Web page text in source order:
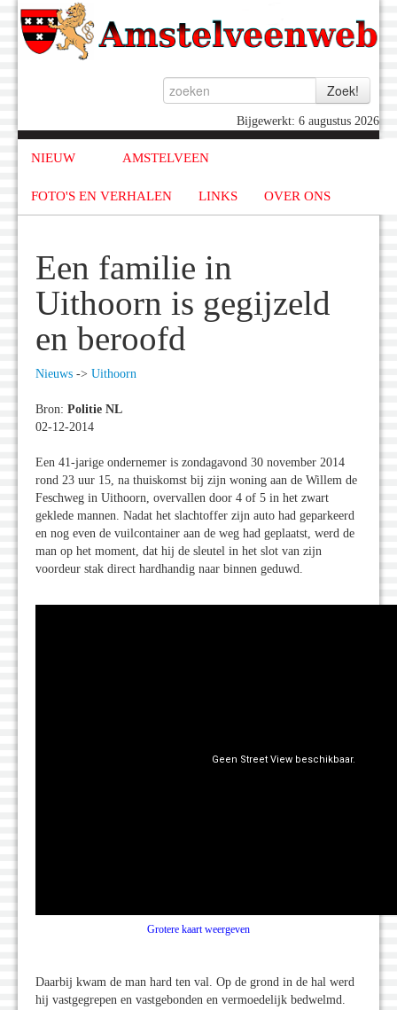
Bijgewerkt: 6 augustus 2026
NIEUW AMSTELVEEN
FOTO'S EN VERHALEN LINKS OVER ONS
Een familie in
Uithoorn is gegijzeld
en beroofd
Nieuws -> Uithoorn
Bron: Politie NL
02-12-2014
Een 41-jarige ondernemer is zondagavond 30 november 2014
rond 23 uur 15, na thuiskomst bij zijn woning aan de Willem de
Feschweg in Uithoorn, overvallen door 4 of 5 in het zwart
geklede mannen. Nadat het slachtoffer zijn auto had geparkeerd
en nog even de vuilcontainer aan de weg had geplaatst, werd de
man op het moment, dat hij de sleutel in het slot van zijn
voordeur stak direct hardhandig naar binnen geduwd.
Grotere kaart weergeven
Daarbij kwam de man hard ten val. Op de grond in de hal werd
hij vastgegrepen en vastgebonden en vermoedelijk bedwelmd.